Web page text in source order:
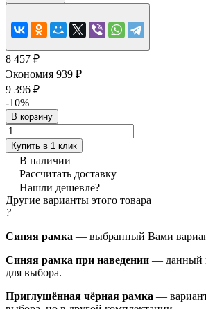
8 457 ₽
Экономия 939 ₽
9 396 ₽
-10%
В корзину
Купить в 1 клик
В наличии
Рассчитать доставку
Нашли дешевле?
Другие варианты этого товара
?
Синяя рамка — выбранный Вами
Синяя рамка при наведении — данный
для выбора.
Приглушённая чёрная рамка —